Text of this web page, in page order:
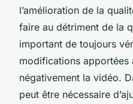
l’amélioration de la
faire au détriment de la
important de toujours
modifications apportées
négativement la vidéo.
peut être nécessaire